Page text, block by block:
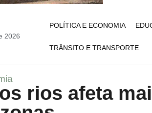
2026
POLÍTICA E ECONOMIA
TRÂNSITO E TRANSPORTE
rios afeta